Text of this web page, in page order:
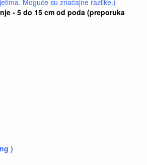
- 5 do 15 cm od poda (preporuka
)